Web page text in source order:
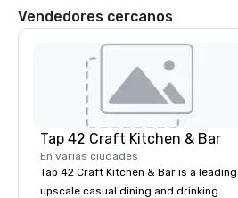
Vendedores cercanos
Tap 42 Craft Kitchen & Bar
En varias ciudades
Tap 42 Craft Kitchen & Bar is a leading
upscale casual dining and drinking